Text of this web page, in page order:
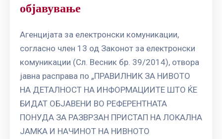
ПАЗАР
КОРИСНИЦИ
ЈАВНИ
НАБАВКИ
објавување
Агенцијата за електронски комуникации,
согласно член 13 од Законот за електронски
комуникации (Сл. Весник бр. 39/2014), отвора
јавна расправа по „ПРАВИЛНИК ЗА НИВОТО
НА ДЕТАЛНОСТ НА ИНФОРМАЦИИТЕ ШТО ЌЕ
БИДАТ ОБЈАВЕНИ ВО РЕФЕРЕНТНАТА
ПОНУДА ЗА РАЗВРЗАН ПРИСТАП НА ЛОКАЛНА
ЈАМКА И НАЧИНОТ НА НИВНОТО